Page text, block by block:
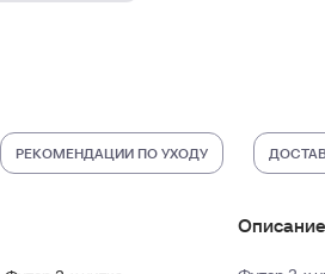
РЕКОМЕНДАЦИИ ПО УХОДУ
Описание